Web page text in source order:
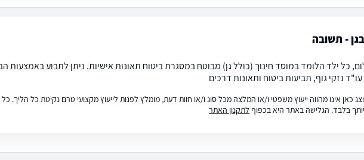
- תשובה
כל ילד הלומד במוסד חינוך (כולל גן) מבוטח במסגרת ביטוח תאונות אישיות. ניתן לתבוע באמצעות
עו"ד נזקי גוף, תביעות ביטוח ותאונות דרכים
כאן אינו מהווה ייעוץ משפטי ו/או המלצה מכל סוג ו/או חוות דעת, מומלץ לפנות לייעוץ מקצועי טרם נקיטת כל הליך.
בלבד. הגלישה באתר היא בכפוף לתקנון האתר